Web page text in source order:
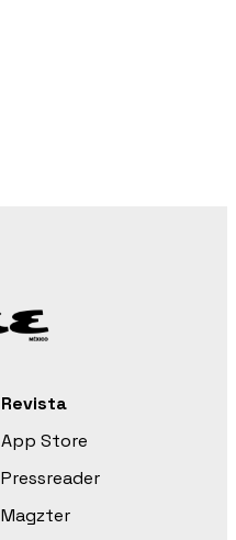
Revista
App Store
Pressreader
Magzter